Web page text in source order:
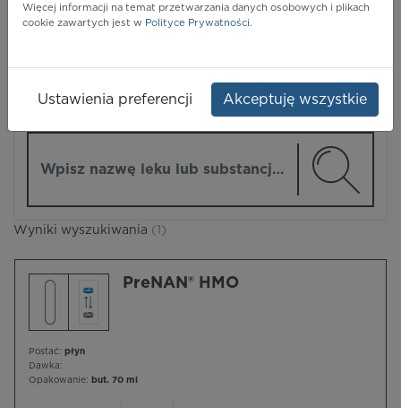
Wyniki wyszukiwania (1)
PreNAN® HMO
Postać: płyn
Dawka:
Opakowanie: but. 70 ml
Więcej informacji na temat przetwarzania danych osobowych i plikach
cookie zawartych jest w Polityce Prywatności.
Ustawienia preferencji Akceptuję wszystkie